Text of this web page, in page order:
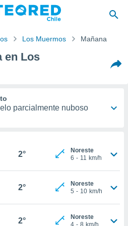
Los Muermos Mañana
en Los
parcialmente nuboso
2°
Noreste
6 - 11 km/h
2°
Noreste
5 - 10 km/h
2°
Noreste
4 - 8 km/h